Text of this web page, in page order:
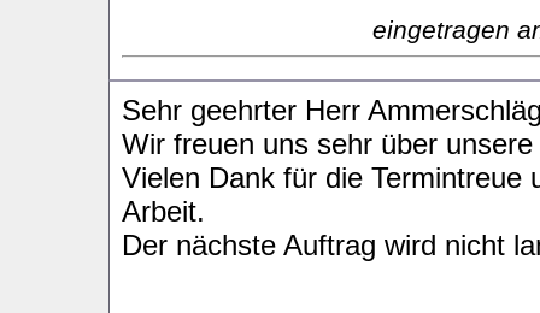
eingetragen
Sehr geehrter Herr
Wir freuen uns sehr über
Vielen Dank für die Termintreue
Arbeit.
Der nächste Auftrag wird nicht